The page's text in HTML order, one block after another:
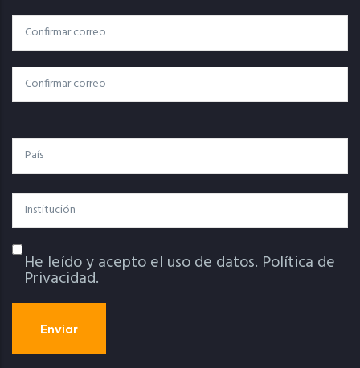
Correo
Electrónico
Correo Electrónico
Confirmar Correo
País
Institución
Política De Privacidad
He leído y acepto el uso de datos. Política de
Privacidad.